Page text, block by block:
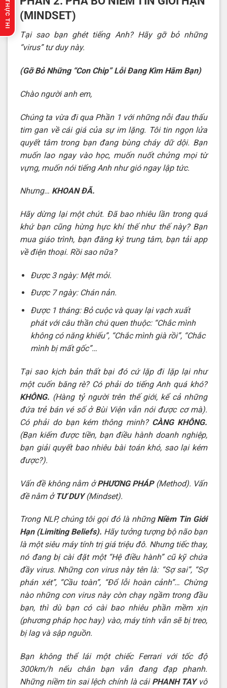
(MINDSET)
Tại sao bạn ghét tiếng Anh? Hãy gỡ bỏ những
“virus” tư duy này.
(Gỡ Bỏ Những “Con Chip” Lỗi Đang Kìm Hãm Bạn)
Chào người anh em,
Chúng ta vừa đi qua Phần 1 với những nỗi đau thấu
tim gan về cái giá của sự im lặng. Tôi tin ngọn lửa
quyết tâm trong bạn đang bùng cháy dữ dội. Bạn
muốn lao ngay vào học, muốn nuốt chửng mọi từ
vựng, muốn nói tiếng Anh như gió ngay lập tức.
Nhưng… KHOAN ĐÃ.
Hãy dừng lại một chút. Đã bao nhiêu lần trong quá
khứ bạn cũng hừng hực khí thế như thế này? Bạn
mua giáo trình, bạn đăng ký trung tâm, bạn tải app
về điện thoại. Rồi sao nữa?
Được 3 ngày: Mệt mỏi.
Được 7 ngày: Chán nản.
Được 1 tháng: Bỏ cuộc và quay lại vạch xuất
phát với câu thần chú quen thuộc: “Chắc mình
không có năng khiếu”, “Chắc mình già rồi”, “Chắc
mình bị mất gốc”…
Tại sao kịch bản thất bại đó cứ lặp đi lặp lại như
một cuốn băng rè? Có phải do tiếng Anh quá khó?
KHÔNG. (Hàng tỷ người trên thế giới, kể cả những
đứa trẻ bán vé số ở Bùi Viện vẫn nói được cơ mà).
Có phải do bạn kém thông minh? CÀNG KHÔNG.
(Bạn kiếm được tiền, bạn điều hành doanh nghiệp,
bạn giải quyết bao nhiêu bài toán khó, sao lại kém
được?).
Vấn đề không nằm ởPHƯƠNG PHÁP(Method). Vấn
đề nằm ở TƯ DUY(Mindset).
Trong NLP, chúng tôi gọi đó là những Niềm Tin Giới
Hạn (Limiting Beliefs). Hãy tưởng tượng bộ não bạn
là một siêu máy tính trị giá triệu đô. Nhưng tiếc thay,
nó đang bị cài đặt một “Hệ điều hành” cũ kỹ chứa
đầy virus. Những con virus này tên là: “Sợ sai”, “Sợ
phán xét”, “Cầu toàn”, “Đổ lỗi hoàn cảnh”… Chừng
nào những con virus này còn chạy ngầm trong đầu
bạn, thì dù bạn có cài bao nhiêu phần mềm xịn
(phương pháp học hay) vào, máy tính vẫn sẽ bị treo,
bị lag và sập nguồn.
Bạn không thể lái một chiếc Ferrari với tốc độ
300km/h nếu chân bạn vẫn đang đạp phanh.
Những niềm tin sai lệch chính là cái PHANH TAYvô